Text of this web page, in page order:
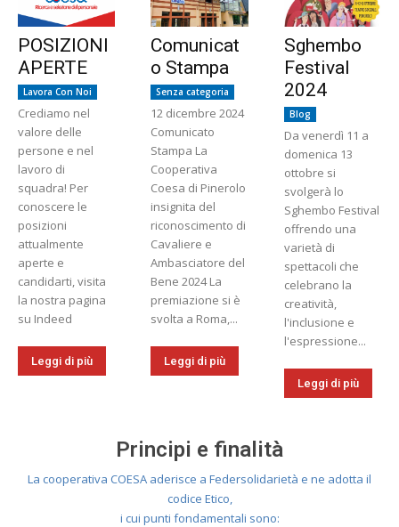
POSIZIONI
APERTE
Lavora Con Noi
Crediamo nel
valore delle
persone e nel
lavoro di
squadra! Per
conoscere le
posizioni
attualmente
aperte e
candidarti, visita
la nostra pagina
Leggi di più
Comunicat
o Stampa
Senza categoria
12 dicembre 2024
Comunicato
Stampa La
Cooperativa
Coesa di Pinerolo
insignita del
riconoscimento di
Cavaliere e
Ambasciatore del
Bene 2024 La
premiazione si è
svolta a Roma,...
Leggi di più
Sghembo
Festival
2024
Blog
Da venerdì 11 a
domenica 13
ottobre si
svolgerà lo
Sghembo Festival
offrendo una
varietà di
spettacoli che
celebrano la
creatività,
l'inclusione e
l'espressione...
Leggi di più
Principi e finalità
La cooperativa COESA aderisce a Federsolidarietà e ne adotta il
codice Etico,
i cui punti fondamentali sono: